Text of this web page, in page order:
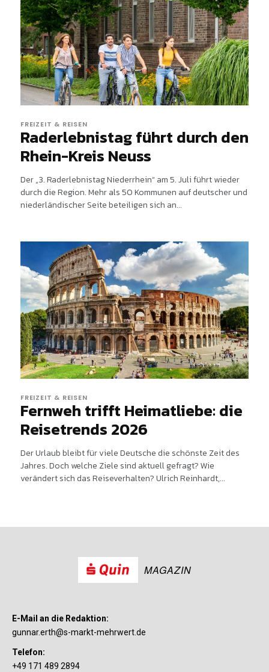
FREIZEIT & REISEN
Raderlebnistag führt durch den
Rhein-Kreis Neuss
Der „3. Raderlebnistag Niederrhein“ am 5. Juli führt wieder
durch die Region. Mehr als 50 Kommunen auf deutscher und
niederländischer Seite beteiligen sich an...
FREIZEIT & REISEN
Fernweh trifft Heimatliebe: die
Reisetrends 2026
Der Urlaub bleibt für viele Deutsche die schönste Zeit des
Jahres. Doch welche Ziele sind aktuell gefragt? Wie
verändert sich das Reiseverhalten? Ulrich Reinhardt,...
MAGAZIN
E-Mail an die Redaktion:
gunnar.erth@s-markt-mehrwert.de
Telefon:
+49 171 489 2894